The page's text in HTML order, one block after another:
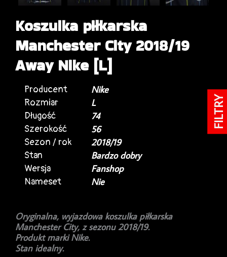
Koszulka piłkarska
Manchester City 2018/19
Away Nike [L]
Producent
Nike
Rozmiar
L
Długość
74
Szerokość
56
Sezon / rok
2018/19
Stan
Bardzo dobry
Wersja
Fanshop
Nameset
Nie
Oryginalna, wyjazdowa koszulka piłkarska
Manchester City, z sezonu 2018/19.
Produkt marki Nike.
Stan idealny.
FILTRY